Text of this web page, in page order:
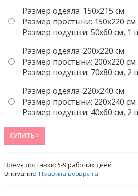
Размер одеяла: 150x215 cм
Размер простыни: 150x220 cм
Размер подушки: 50x60 cм, 1
Размер одеяла: 200x220 cм
Размер простыни: 200x220 cм
Размер подушки: 70x80 см, 2
Размер одеяла: 220x240 cм
Размер простыни: 220x240 cм
Размер подушки: 40x60 cм, 2
КУПИТЬ >
Время доставки:5-9рабочих дней
Внимание!Правила возврата